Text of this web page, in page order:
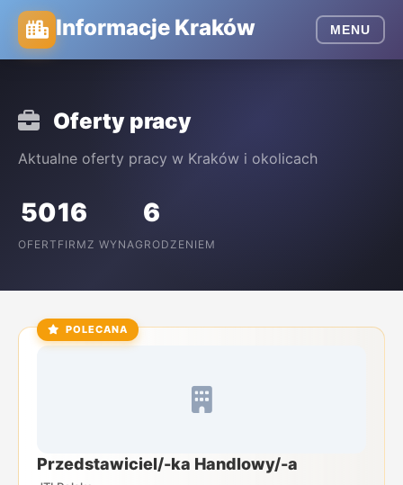
Informacje Kraków MENU
Oferty pracy
Aktualne oferty pracy w Kraków i okolicach
50
OFERT
16
FIRM
6
Z WYNAGRODZENIEM
POLECANA
Przedstawiciel/-ka Handlowy/-a